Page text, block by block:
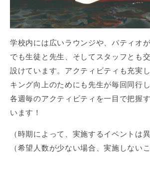
学校内には広いラウンジや、パティオ
でも生徒と先生、そしてスタッフとも
設けています。アクティビティも充実
キング向上のためにも先生が毎回同行し
各週毎のアクティビティを一目で把握
います！
（時期によって、実施するイベントは
（希望人数が少ない場合、実施しない